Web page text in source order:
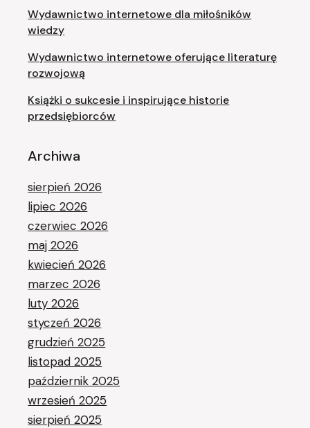
Wydawnictwo internetowe dla miłośników
wiedzy
Wydawnictwo internetowe oferujące literaturę
rozwojową
Książki o sukcesie i inspirujące historie
przedsiębiorców
Archiwa
sierpień 2026
lipiec 2026
czerwiec 2026
maj 2026
kwiecień 2026
marzec 2026
luty 2026
styczeń 2026
grudzień 2025
listopad 2025
październik 2025
wrzesień 2025
sierpień 2025